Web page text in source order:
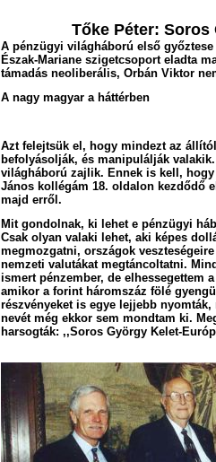
Tőke Péter:
A pénzügyi világháború első
Észak-Mariane szigetcsoport eladta
támadás neoliberális, Orbán Viktor
A nagy magyar a háttérben
Azt felejtsük el, hogy mindezt az
befolyásolják, és manipulálják
világháború zajlik. Ennek is kell,
János kollégám 18. oldalon kezdődő
majd erről.
Mit gondolnak, ki lehet e pénzügyi
Csak olyan valaki lehet, aki képes
megmozgatni, országok
nemzeti valutákat megtáncoltatni.
ismert pénzember, de elhessegettem
amikor a forint háromszáz fölé
részvényeket is egye lejjebb
nevét még ekkor sem mondtam ki.
harsogták: ,,Soros György Kelet-